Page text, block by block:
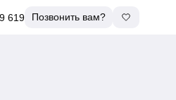
619 Позвонить вам?